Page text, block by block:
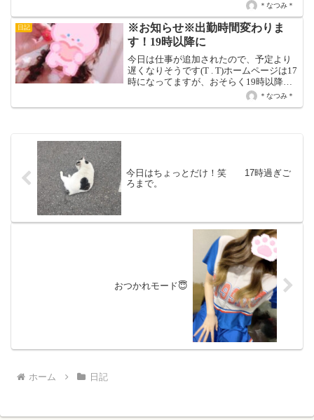
＊なつみ＊
日記
※お知らせ※出勤時間変わりま
す！19時以降に
今日は仕事が追加されたので、予定より
遅くなりそうです(T . T)ホームページは17
時になってますが、おそらく19時以降に
なるかと思います??イベント中会いにき
てくれたお兄さんたちほんとにありがと
＊なつみ＊
今日はちょっとだけ！笑 17時過ぎご
ろまで。
おつかれモード😇
ホーム 日記